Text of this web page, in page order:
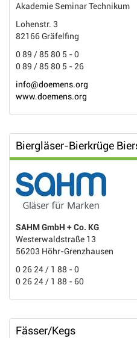
Akademie Seminar Technikum
Lohenstr. 3
82166 Gräfelfing
0 89 / 85 80 5 - 0
0 89 / 85 80 5 - 26
info@doemens.org
www.doemens.org
Biergläser-Bierkrüge
SAHM GmbH + Co. KG
Westerwaldstraße 13
56203 Höhr-Grenzhausen
0 26 24 / 1 88 - 0
0 26 24 / 1 88 - 60
Fässer/Kegs